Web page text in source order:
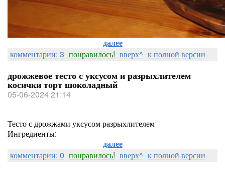
далее
комментарии: 3 понравилось! вверх^ к полной версии
дрожжевое тесто с уксусом и разрыхлителем
косички торт шоколадный
05-06-2024 21:14
Тесто с дрожжами уксусом разрыхлителем
Ингредиенты:
далее
комментарии: 0 понравилось! вверх^ к полной версии